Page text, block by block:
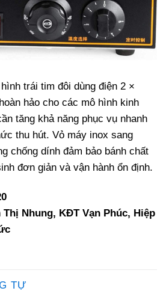
trái tim đôi dùng điện 2 ×
hảo cho các mô hình kinh
tăng khả năng phục vụ nhanh
thu hút. Vỏ máy inox sang
chống dính đảm bảo bánh chất
đơn giản và vận hành ổn định.
Nhung, KĐT Vạn Phúc, Hiệp
TỰ